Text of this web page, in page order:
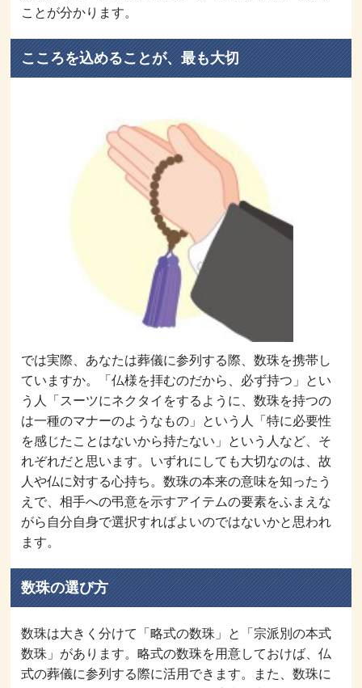
ことが分かります。
こころを込めることが、最も大切
では実際、あなたは葬儀に参列する際、数珠を携帯し
ていますか。「仏様を拝むのだから、必ず持つ」とい
う人「スーツにネクタイをするように、数珠を持つの
は一種のマナーのようなもの」という人「特に必要性
を感じたことはないから持たない」という人など、そ
れぞれだと思います。いずれにしても大切なのは、故
人や仏に対する心持ち。数珠の本来の意味を知ったう
えで、相手への弔意を示すアイテムの要素をふまえな
がら自分自身で選択すればよいのではないかと思われ
ます。
数珠の選び方
数珠は大きく分けて「略式の数珠」と「宗派別の本式
数珠」があります。略式の数珠を用意しておけば、仏
式の葬儀に参列する際に活用できます。また、数珠に